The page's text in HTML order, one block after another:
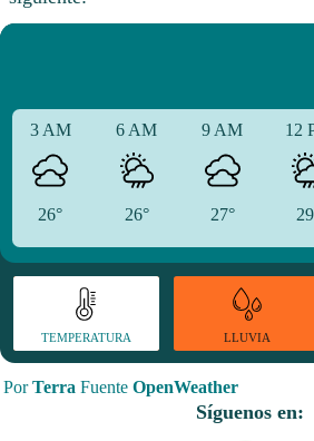
3 AM
26°
6 AM
26°
9 AM
27°
12
TEMPERATURA LLUVIA
PorTerra Fuente OpenWeather
Síguenos en: